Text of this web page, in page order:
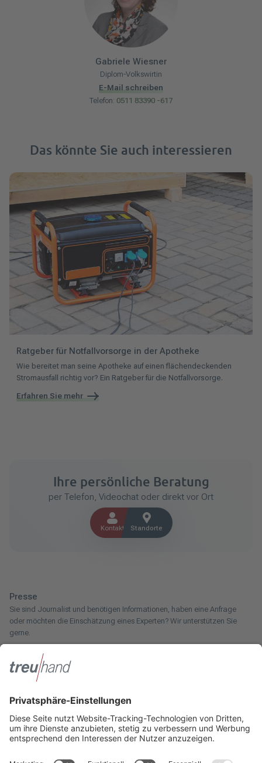
Gabriele Wiesner
Diplom-Volkswirtin
E-Mail schreiben
Telefon: 0511 83390 -617
Das könnte Sie auch interessieren
Ratgeber für Notfallvorsorge in der Apotheke
Wie bereitet man seine Apotheke auf einen flächendeckenden
Stromausfall richtig vor? Ein Ratgeber für die Notfallvorsorge.
Erfahren Sie mehr
Ihre persönliche Beratung
per Telefon, Videochat oder direkt vor Ort
Kontakt Standorte
Presse
Sie sind Journalist und benötigen Informationen, haben eine Anfrage
oder möchten die Einschätzung eines Experten? Wir unterstützen Sie
gerne.
Innotax
forstwirtschaftlichen Betrieb oder kommen aus dem Handwerk und
suchen einen Steuerberater? Bei der Innotax bieten wir Ihnen individuelle
Beratung für jede Lebensphase.
Die Innotax kennenlernen